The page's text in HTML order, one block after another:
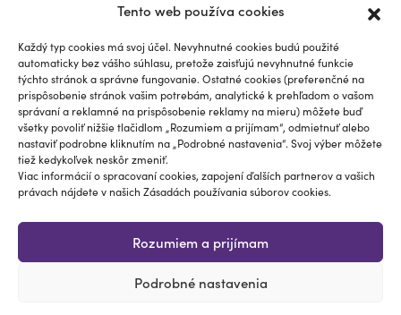
Tento web používa cookies
Každý typ cookies má svoj účel. Nevyhnutné cookies budú použité
automaticky bez vášho súhlasu, pretože zaisťujú nevyhnutné funkcie
týchto stránok a správne fungovanie. Ostatné cookies (preferenčné na
prispôsobenie stránok vašim potrebám, analytické k prehľadom o vašom
správaní a reklamné na prispôsobenie reklamy na mieru) môžete buď
všetky povoliť nižšie tlačidlom „Rozumiem a prijímam“, odmietnuť alebo
nastaviť podrobne kliknutím na „Podrobné nastavenia“. Svoj výber môžete
tiež kedykoľvek neskôr zmeniť.
Viac informácií o spracovaní cookies, zapojení ďalších partnerov a vašich
právach nájdete v našich Zásadách používania súborov cookies.
Rozumiem a prijímam
Podrobné nastavenia
Zabudli ste heslo?